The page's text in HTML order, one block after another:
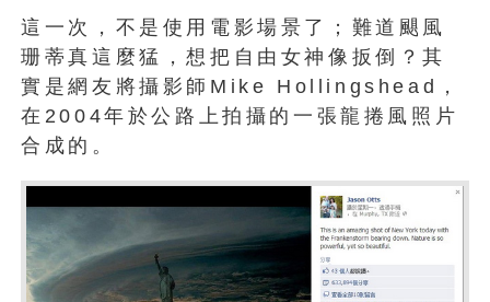
這一次，不是使用電影場景了；難道颶風
珊蒂真這麼猛，想把自由女神像扳倒？其
實是網友將攝影師Mike Hollingshead，
在2004年於公路上拍攝的一張龍捲風照片
合成的。